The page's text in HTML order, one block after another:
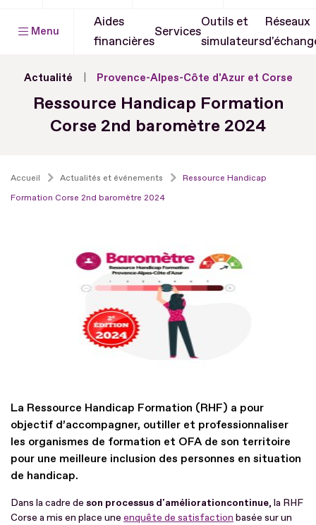
Menu
Aides
financières
Services
Outils et
simulateurs
Réseaux
Actualité Provence-Alpes-Côte d'Azur et Corse
Ressource Handicap Formation
Corse 2nd baromètre 2024
Accueil Actualités et événements
Ressource Handicap
Formation Corse 2nd baromètre 2024
La Ressource Handicap Formation (RHF) a pour
objectif d’accompagner, outiller et professionnaliser
les organismes de formation et OFA de son territoire
pour une meilleure inclusion des personnes en situation
de handicap.
Dans la cadre de son processus d'améliorationcontinue, la RHF
Corse a mis en place une enquête de satisfaction basée sur un